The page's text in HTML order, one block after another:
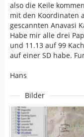
also die Keile
mit den Koordinaten
gescannten Anavasi
Habe mir alle drei
und 11.13 auf 99
auf einer SD habe.
Hans
Bilder